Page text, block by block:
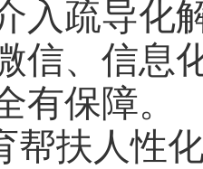
入疏导化
信、信息
有保障。
帮扶人性